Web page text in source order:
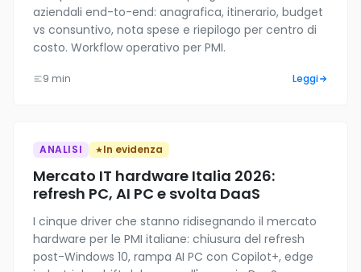
aziendali end-to-end: anagrafica, itinerario, budget
vs consuntivo, nota spese e riepilogo per centro di
costo. Workflow operativo per PMI.
9 min Leggi
ANALISI In evidenza
Mercato IT hardware Italia 2026:
refresh PC, AI PC e svolta DaaS
I cinque driver che stanno ridisegnando il mercato
hardware per le PMI italiane: chiusura del refresh
post-Windows 10, rampa AI PC con Copilot+, edge